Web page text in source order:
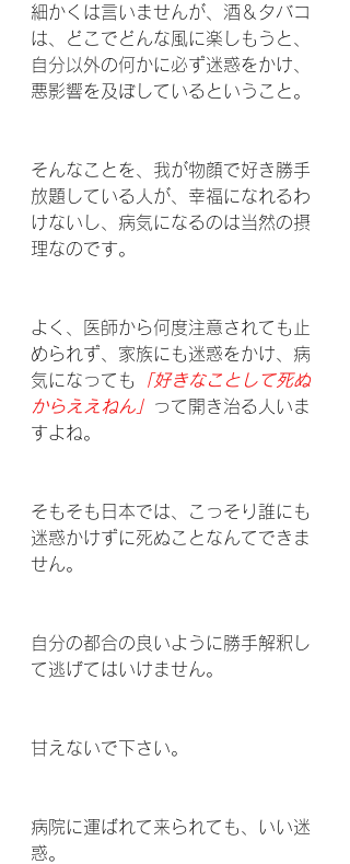
細かくは言いませんが、酒＆タバコ
は、どこでどんな風に楽しもうと、
自分以外の何かに必ず迷惑をかけ、
悪影響を及ぼしているということ。
そんなことを、我が物顔で好き勝手
放題している人が、幸福になれるわ
けないし、病気になるのは当然の摂
理なのです。
よく、医師から何度注意されても止
められず、家族にも迷惑をかけ、病
気になっても
「好きなことして死ぬ
からええねん」
って開き治る人いま
すよね。
そもそも日本では、こっそり誰にも
迷惑かけずに死ぬことなんてできま
せん。
自分の都合の良いように勝手解釈し
て逃げてはいけません。
甘えないで下さい。
病院に運ばれて来られても、いい迷
惑。